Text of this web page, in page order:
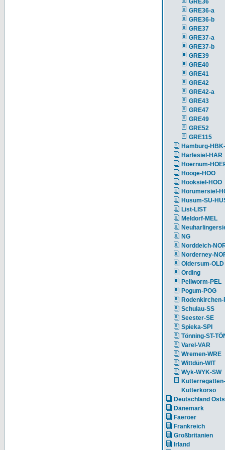
GRE36
GRE36-a
GRE36-b
GRE37
GRE37-a
GRE37-b
GRE39
GRE40
GRE41
GRE42
GRE42-a
GRE43
GRE47
GRE49
GRE52
GRE115
Hamburg-
Harlesiel-HAR
Hoernum-
Hooge-HOO
Hooksiel-HOO
Horumersiel-
Husum-SU-
List-LIST
Meldorf-MEL
NG
Norddeich-
Norderney-
Oldersum-OLD
Ording
Pellworm-PEL
Pogum-POG
Rodenkirchen-
Schulau-SS
Seester-SE
Spieka-SPI
Tönning-ST-
Varel-VAR
Wremen-WRE
Wittdün-WIT
Wyk-WYK-SW
Kutterregatten-
Kutterkorso
Deutschland
Dänemark
Faeroer
Frankreich
Großbritanien
Irland